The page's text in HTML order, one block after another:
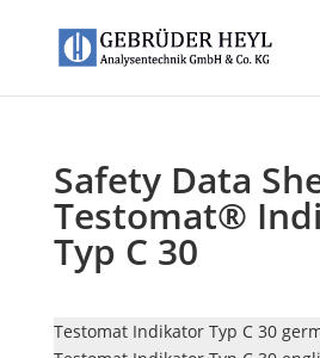
Safety Data
Testomat®
Typ C 30
Testomat Indikator Typ C 30